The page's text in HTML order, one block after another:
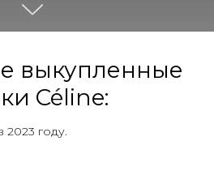
выкупленные
Céline:
2023 году.